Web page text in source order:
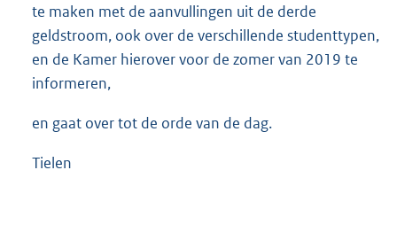
te maken met de aanvullingen uit de derde
geldstroom, ook over de verschillende studenttypen,
en de Kamer hierover voor de zomer van 2019 te
informeren,
en gaat over tot de orde van de dag.
Tielen